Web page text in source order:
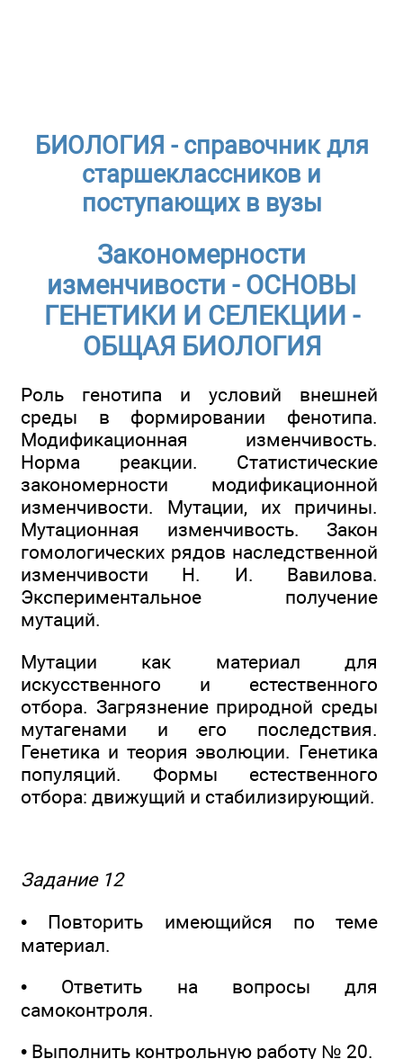
БИОЛОГИЯ - справочник для
старшеклассников и
поступающих в вузы
Закономерности
изменчивости - ОСНОВЫ
ГЕНЕТИКИ И СЕЛЕКЦИИ -
ОБЩАЯ БИОЛОГИЯ
Роль генотипа и условий внешней
среды в формировании фенотипа.
Модификационная изменчивость.
Норма реакции. Статистические
закономерности модификационной
изменчивости. Мутации, их причины.
Мутационная изменчивость. Закон
гомологических рядов наследственной
изменчивости Н. И. Вавилова.
Экспериментальное получение
мутаций.
Мутации как материал для
искусственного и естественного
отбора. Загрязнение природной среды
мутагенами и его последствия.
Генетика и теория эволюции. Генетика
популяций. Формы естественного
отбора: движущий и стабилизирующий.
Задание 12
• Повторить имеющийся по теме
материал.
• Ответить на вопросы для
самоконтроля.
• Выполнить контрольную работу № 20.